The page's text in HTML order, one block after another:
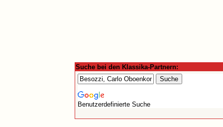
Suche bei den Klassika-Partnern:
Benutzerdefinierte Suche